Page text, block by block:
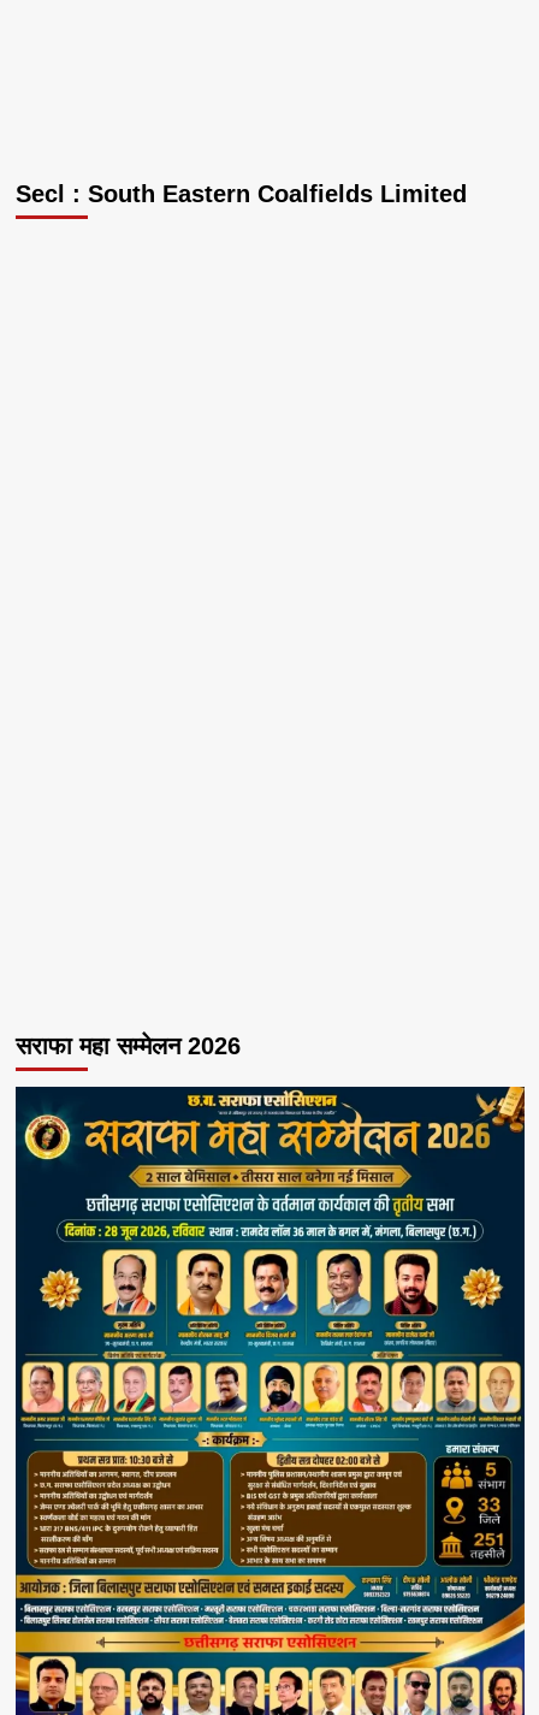
Secl : South Eastern Coalfields Limited
सराफा महा सम्मेलन 2026